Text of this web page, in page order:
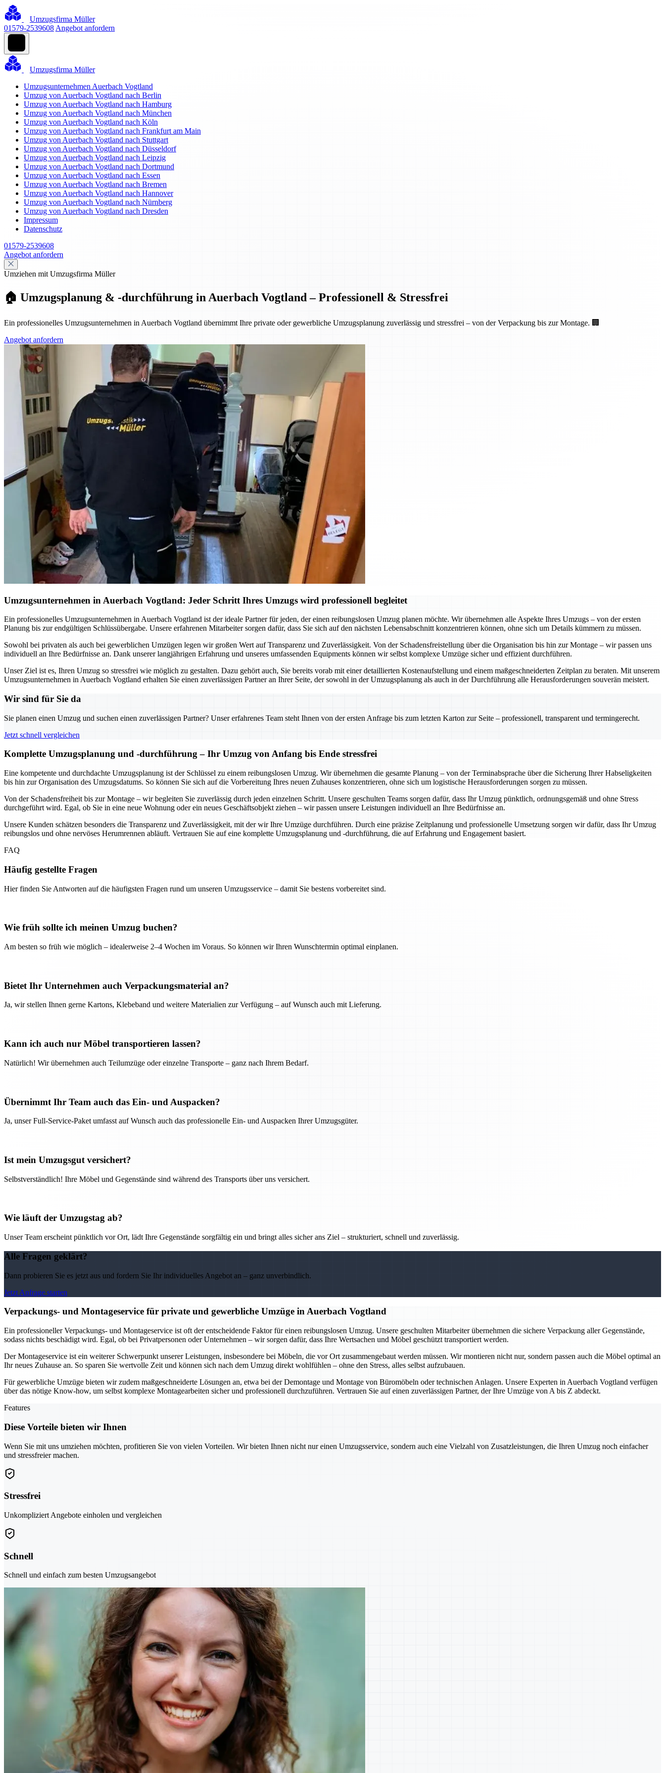
Umzugsfirma Müller
01579-2539608 Angebot anfordern
Umzugsfirma Müller
Umzugsunternehmen Auerbach Vogtland
Umzug von Auerbach Vogtland nach Berlin
Umzug von Auerbach Vogtland nach Hamburg
Umzug von Auerbach Vogtland nach München
Umzug von Auerbach Vogtland nach Köln
Umzug von Auerbach Vogtland nach Frankfurt am Main
Umzug von Auerbach Vogtland nach Stuttgart
Umzug von Auerbach Vogtland nach Düsseldorf
Umzug von Auerbach Vogtland nach Leipzig
Umzug von Auerbach Vogtland nach Dortmund
Umzug von Auerbach Vogtland nach Essen
Umzug von Auerbach Vogtland nach Bremen
Umzug von Auerbach Vogtland nach Hannover
Umzug von Auerbach Vogtland nach Nürnberg
Umzug von Auerbach Vogtland nach Dresden
Impressum
Datenschutz
01579-2539608
Angebot anfordern
Umziehen mit Umzugsfirma Müller
🏠 Umzugsplanung & -durchführung in Auerbach Vogtland – Professionell & Stressfrei
Ein professionelles Umzugsunternehmen in Auerbach Vogtland übernimmt Ihre private oder gewerbliche Umzugsplanung zuverlässig und stressfrei – von der Verpackung bis zur Montage. 🏢
Angebot anfordern
Umzugsunternehmen in Auerbach Vogtland: Jeder Schritt Ihres Umzugs wird professionell begleitet
Ein professionelles Umzugsunternehmen in Auerbach Vogtland ist der ideale Partner für jeden, der einen reibungslosen Umzug planen möchte. Wir übernehmen alle Aspekte Ihres Umzugs – von der ersten
Planung bis zur endgültigen Schlüssübergabe. Unsere erfahrenen Mitarbeiter sorgen dafür, dass Sie sich auf den nächsten Lebensabschnitt konzentrieren können, ohne sich um Details kümmern zu müssen.
Sowohl bei privaten als auch bei gewerblichen Umzügen legen wir großen Wert auf Transparenz und Zuverlässigkeit. Von der Schadensfreistellung über die Organisation bis hin zur Montage – wir passen uns
individuell an Ihre Bedürfnisse an. Dank unserer langjährigen Erfahrung und unseres umfassenden Equipments können wir selbst komplexe Umzüge sicher und effizient durchführen.
Unser Ziel ist es, Ihren Umzug so stressfrei wie möglich zu gestalten. Dazu gehört auch, Sie bereits vorab mit einer detaillierten Kostenaufstellung und einem maßgeschneiderten Zeitplan zu beraten. Mit unserem
Umzugsunternehmen in Auerbach Vogtland erhalten Sie einen zuverlässigen Partner an Ihrer Seite, der sowohl in der Umzugsplanung als auch in der Durchführung alle Herausforderungen souverän meistert.
Wir sind für Sie da
Sie planen einen Umzug und suchen einen zuverlässigen Partner? Unser erfahrenes Team steht Ihnen von der ersten Anfrage bis zum letzten Karton zur Seite – professionell, transparent und termingerecht.
Jetzt schnell vergleichen
Komplette Umzugsplanung und -durchführung – Ihr Umzug von Anfang bis Ende stressfrei
Eine kompetente und durchdachte Umzugsplanung ist der Schlüssel zu einem reibungslosen Umzug. Wir übernehmen die gesamte Planung – von der Terminabsprache über die Sicherung Ihrer Habseligkeiten
bis hin zur Organisation des Umzugsdatums. So können Sie sich auf die Vorbereitung Ihres neuen Zuhauses konzentrieren, ohne sich um logistische Herausforderungen sorgen zu müssen.
Von der Schadensfreiheit bis zur Montage – wir begleiten Sie zuverlässig durch jeden einzelnen Schritt. Unsere geschulten Teams sorgen dafür, dass Ihr Umzug pünktlich, ordnungsgemäß und ohne Stress
durchgeführt wird. Egal, ob Sie in eine neue Wohnung oder ein neues Geschäftsobjekt ziehen – wir passen unsere Leistungen individuell an Ihre Bedürfnisse an.
Unsere Kunden schätzen besonders die Transparenz und Zuverlässigkeit, mit der wir Ihre Umzüge durchführen. Durch eine präzise Zeitplanung und professionelle Umsetzung sorgen wir dafür, dass Ihr Umzug
reibungslos und ohne nervöses Herumrennen abläuft. Vertrauen Sie auf eine komplette Umzugsplanung und -durchführung, die auf Erfahrung und Engagement basiert.
FAQ
Häufig gestellte Fragen
Hier finden Sie Antworten auf die häufigsten Fragen rund um unseren Umzugsservice – damit Sie bestens vorbereitet sind.
Wie früh sollte ich meinen Umzug buchen?
Am besten so früh wie möglich – idealerweise 2–4 Wochen im Voraus. So können wir Ihren Wunschtermin optimal einplanen.
Bietet Ihr Unternehmen auch Verpackungsmaterial an?
Ja, wir stellen Ihnen gerne Kartons, Klebeband und weitere Materialien zur Verfügung – auf Wunsch auch mit Lieferung.
Kann ich auch nur Möbel transportieren lassen?
Natürlich! Wir übernehmen auch Teilumzüge oder einzelne Transporte – ganz nach Ihrem Bedarf.
Übernimmt Ihr Team auch das Ein- und Auspacken?
Ja, unser Full-Service-Paket umfasst auf Wunsch auch das professionelle Ein- und Auspacken Ihrer Umzugsgüter.
Ist mein Umzugsgut versichert?
Selbstverständlich! Ihre Möbel und Gegenstände sind während des Transports über uns versichert.
Wie läuft der Umzugstag ab?
Unser Team erscheint pünktlich vor Ort, lädt Ihre Gegenstände sorgfältig ein und bringt alles sicher ans Ziel – strukturiert, schnell und zuverlässig.
Alle Fragen geklärt?
Dann probieren Sie es jetzt aus und fordern Sie Ihr individuelles Angebot an – ganz unverbindlich.
Jetzt Anfrage starten
Verpackungs- und Montageservice für private und gewerbliche Umzüge in Auerbach Vogtland
Ein professioneller Verpackungs- und Montageservice ist oft der entscheidende Faktor für einen reibungslosen Umzug. Unsere geschulten Mitarbeiter übernehmen die sichere Verpackung aller Gegenstände,
sodass nichts beschädigt wird. Egal, ob bei Privatpersonen oder Unternehmen – wir sorgen dafür, dass Ihre Wertsachen und Möbel geschützt transportiert werden.
Der Montageservice ist ein weiterer Schwerpunkt unserer Leistungen, insbesondere bei Möbeln, die vor Ort zusammengebaut werden müssen. Wir montieren nicht nur, sondern passen auch die Möbel optimal an
Ihr neues Zuhause an. So sparen Sie wertvolle Zeit und können sich nach dem Umzug direkt wohlfühlen – ohne den Stress, alles selbst aufzubauen.
Für gewerbliche Umzüge bieten wir zudem maßgeschneiderte Lösungen an, etwa bei der Demontage und Montage von Büromöbeln oder technischen Anlagen. Unsere Experten in Auerbach Vogtland verfügen
über das nötige Know-how, um selbst komplexe Montagearbeiten sicher und professionell durchzuführen. Vertrauen Sie auf einen zuverlässigen Partner, der Ihre Umzüge von A bis Z abdeckt.
Features
Diese Vorteile bieten wir Ihnen
Wenn Sie mit uns umziehen möchten, profitieren Sie von vielen Vorteilen. Wir bieten Ihnen nicht nur einen Umzugsservice, sondern auch eine Vielzahl von Zusatzleistungen, die Ihren Umzug noch einfacher
und stressfreier machen.
Stressfrei
Unkompliziert Angebote einholen und vergleichen
Schnell
Schnell und einfach zum besten Umzugsangebot